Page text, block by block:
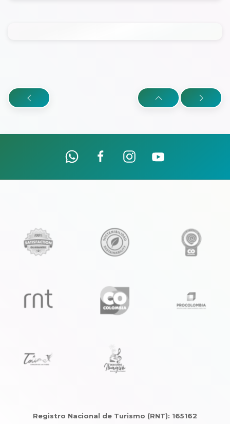
Registro Nacional de Turismo (RNT): 165162